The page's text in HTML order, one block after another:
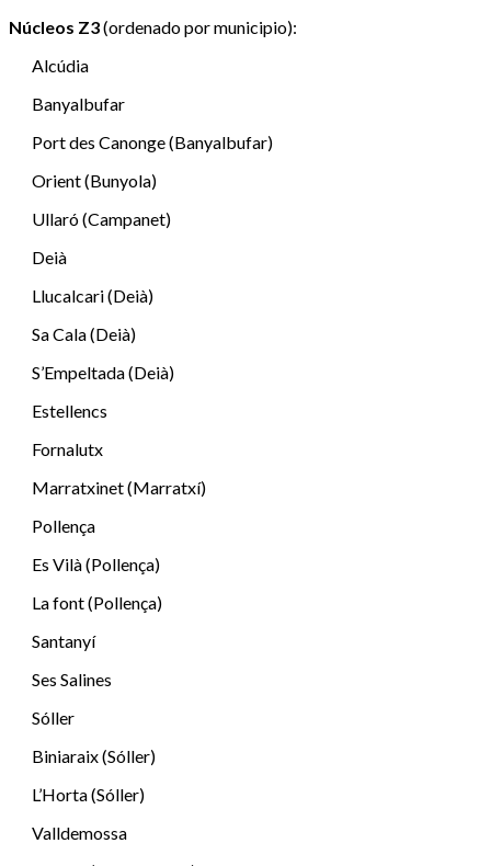
Núcleos Z3(ordenado por municipio):
Alcúdia
Banyalbufar
Port des Canonge (Banyalbufar)
Orient (Bunyola)
Ullaró (Campanet)
Deià
Llucalcari (Deià)
Sa Cala (Deià)
S’Empeltada (Deià)
Estellencs
Fornalutx
Marratxinet (Marratxí)
Pollença
Es Vilà (Pollença)
La font (Pollença)
Santanyí
Ses Salines
Sóller
Biniaraix (Sóller)
L’Horta (Sóller)
Valldemossa